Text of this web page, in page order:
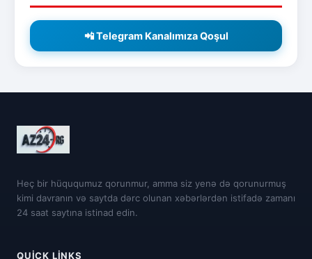
📲 Telegram Kanalımıza Qoşul
Heç bir hüququmuz qorunmur, amma siz yenə də qorunurmuş
kimi davranın və saytda dərc olunan xəbərlərdən istifadə zamanı
24 saat saytına istinad edin.
QUICK LINKS